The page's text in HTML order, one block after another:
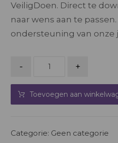
VeiligDoen. Direct te
naar wens aan te
ondersteuning van onze
- +
Toevoegen aan
Categorie: Geen categorie